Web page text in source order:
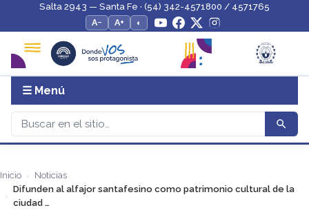
Salta 2943 — Santa Fe · (54) 342-4571800 / 4571765
A−
A+ ◐
☰ Menú
Inicio
Noticias
Difunden al alfajor santafesino como patrimonio cultural de la
ciudad …